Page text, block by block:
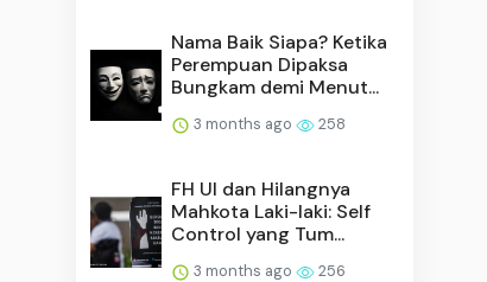
Nama Baik Siapa? Ketika
Perempuan Dipaksa
Bungkam demi Menut...
3 months ago 258
FH UI dan Hilangnya
Mahkota Laki-laki: Self
Control yang Tum...
3 months ago 256